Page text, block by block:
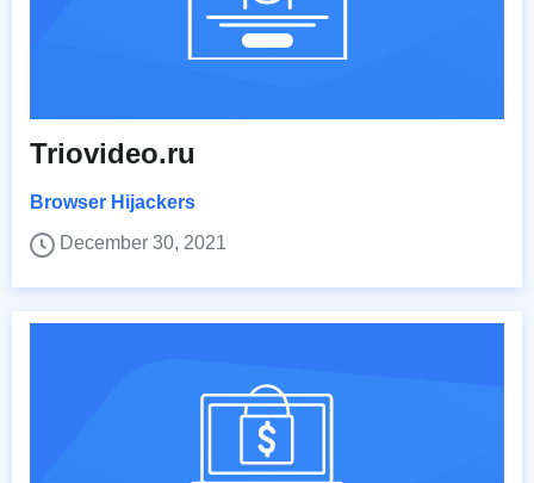
Triovideo.ru
Browser Hijackers
December 30, 2021